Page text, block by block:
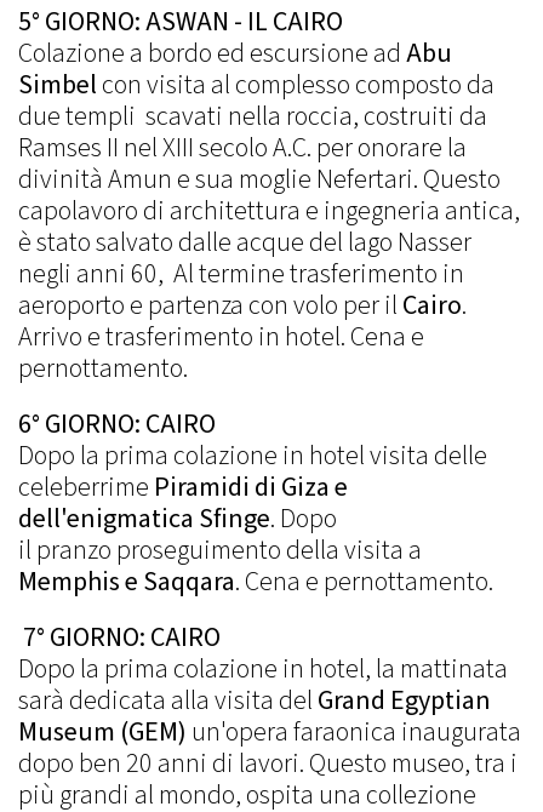
5° GIORNO: ASWAN - IL CAIRO
Colazione a bordo ed escursione adAbu
Simbelcon visita al complesso composto da
due templi scavati nella roccia, costruiti da
Ramses II nel XIII secolo A.C. per onorare la
divinità Amun e sua moglie Nefertari. Questo
capolavoro di architettura e ingegneria antica,
è stato salvato dalle acque del lago Nasser
negli anni 60, Al termine trasferimento in
aeroporto e partenza con volo per ilCairo.
Arrivo e trasferimento in hotel. Cena e
pernottamento.
6° GIORNO: CAIRO
Dopo la prima colazione in hotel visita delle
celeberrime Piramidi di Gizae
dell'enigmatica Sfinge. Dopo
il pranzo proseguimento della visita a
Memphis e Saqqara. Cena e pernottamento.
7° GIORNO: CAIRO
Dopo la prima colazione in hotel, la mattinata
sarà dedicata alla visita delGrand Egyptian
Museum (GEM) un'opera faraonica inaugurata
dopo ben 20 anni di lavori. Questo museo, tra i
più grandi al mondo, ospita una collezione